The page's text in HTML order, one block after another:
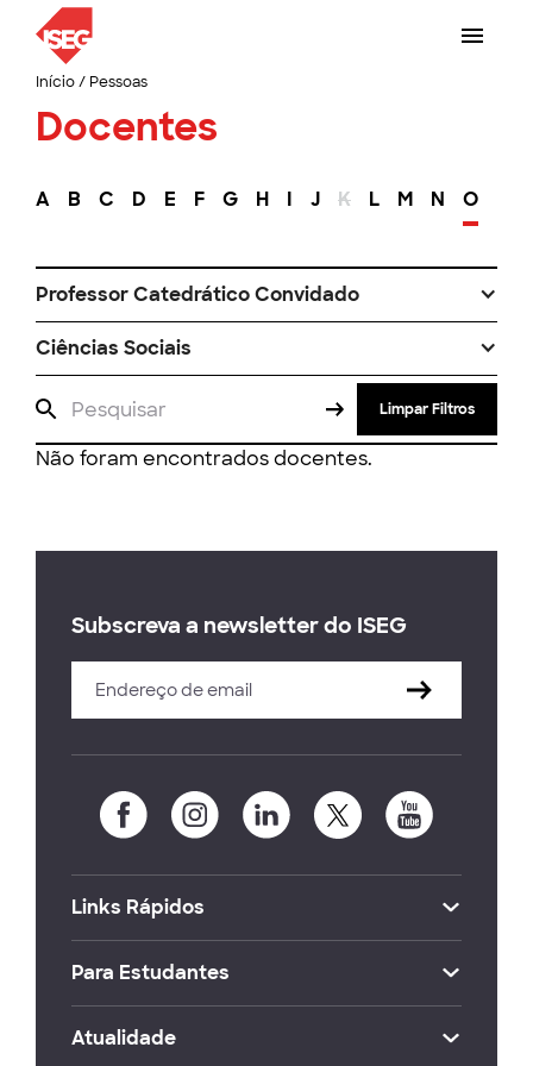
Início/ Pessoas
Docentes
A B C D E F G H I J K L M N O
Professor Catedrático Convidado
Ciências Sociais
Limpar Filtros
Não foram encontrados docentes.
Subscreva a newsletter do ISEG
Links Rápidos
Para Estudantes
Atualidade